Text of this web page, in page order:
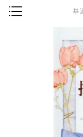
讀經／研經
聖經
信仰入門
教會歷史
靈修／禱告